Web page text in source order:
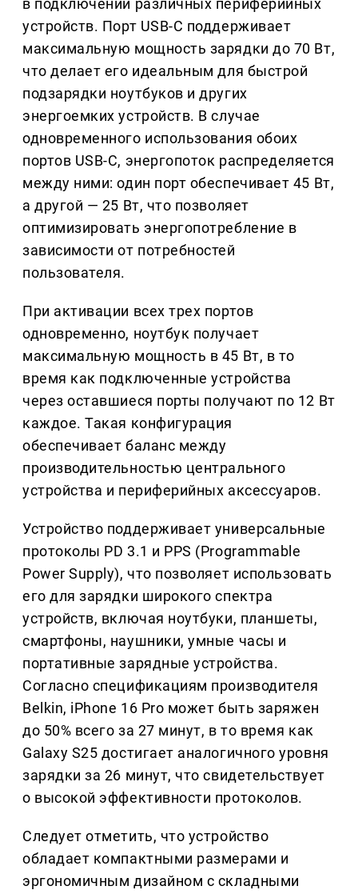
в подключении различных периферийных
устройств. Порт USB-C поддерживает
максимальную мощность зарядки до 70 Вт,
что делает его идеальным для быстрой
подзарядки ноутбуков и других
энергоемких устройств. В случае
одновременного использования обоих
портов USB-C, энергопоток распределяется
между ними: один порт обеспечивает 45 Вт,
а другой — 25 Вт, что позволяет
оптимизировать энергопотребление в
зависимости от потребностей
пользователя.
При активации всех трех портов
одновременно, ноутбук получает
максимальную мощность в 45 Вт, в то
время как подключенные устройства
через оставшиеся порты получают по 12 Вт
каждое. Такая конфигурация
обеспечивает баланс между
производительностью центрального
устройства и периферийных аксессуаров.
Устройство поддерживает универсальные
протоколы PD 3.1 и PPS (Programmable
Power Supply), что позволяет использовать
его для зарядки широкого спектра
устройств, включая ноутбуки, планшеты,
смартфоны, наушники, умные часы и
портативные зарядные устройства.
Согласно спецификациям производителя
Belkin, iPhone 16 Pro может быть заряжен
до 50% всего за 27 минут, в то время как
Galaxy S25 достигает аналогичного уровня
зарядки за 26 минут, что свидетельствует
о высокой эффективности протоколов.
Следует отметить, что устройство
обладает компактными размерами и
эргономичным дизайном с складными